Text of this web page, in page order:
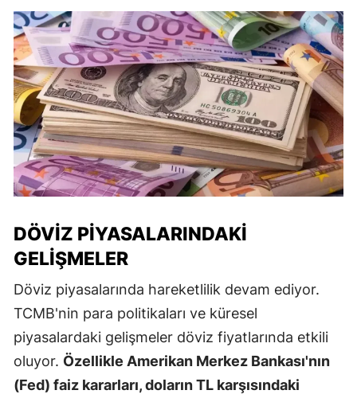
DÖVIZ PIYASALARINDAKI
GELIŞMELER
Döviz piyasalarında hareketlilik devam ediyor.
TCMB'nin para politikaları ve küresel
piyasalardaki gelişmeler döviz fiyatlarında etkili
oluyor. Özellikle Amerikan Merkez Bankası'nın
(Fed) faiz kararları, doların TL karşısındaki